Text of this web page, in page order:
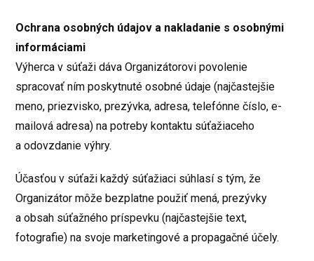
Ochrana osobných údajov a nakladanie s osobnými
informáciami
Výherca v súťaži dáva Organizátorovi povolenie
spracovať ním poskytnuté osobné údaje (najčastejšie
meno, priezvisko, prezývka, adresa, telefónne číslo, e-
mailová adresa) na potreby kontaktu súťažiaceho
a odovzdanie výhry.
Účasťou v súťaži každý súťažiaci súhlasí s tým, že
Organizátor môže bezplatne použiť mená, prezývky
a obsah súťažného príspevku (najčastejšie text,
fotografie) na svoje marketingové a propagačné účely.